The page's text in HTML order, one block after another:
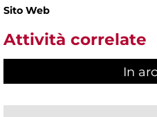
Sito Web
Attività correlate
In